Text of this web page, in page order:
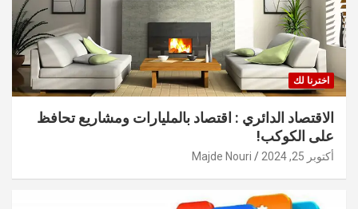
اخترنا لك
الاقتصاد الدائري : اقتصاد بالمليارات ومشاريع تحافظ
على الكوكب!
أكتوبر 25, 2024 Majde Nouri